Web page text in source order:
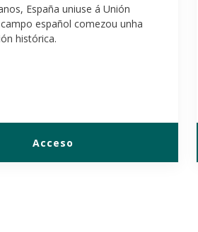
España uniuse á Unión
español comezou unha
histórica.
Acceso